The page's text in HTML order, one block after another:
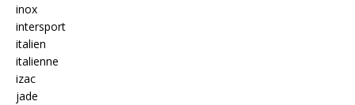
inox
intersport
italien
italienne
izac
jade